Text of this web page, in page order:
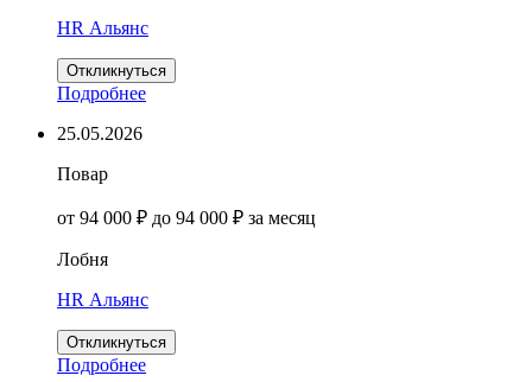
HR Альянс
Откликнуться
Подробнее
25.05.2026
Повар
от 94 000 ₽ до 94 000 ₽ за месяц
Лобня
HR Альянс
Откликнуться
Подробнее